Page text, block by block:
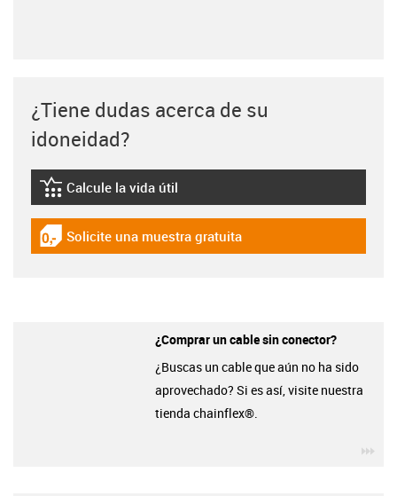
¿Tiene dudas acerca de su
idoneidad?
igus-icon-lebensdauerrechner
Calcule la vida útil
igus-icon-gratismuster
Solicite una muestra gratuita
¿Comprar un cable sin conector?
¿Buscas un cable que aún no ha sido
aprovechado? Si es así, visite nuestra
tienda chainflex®.